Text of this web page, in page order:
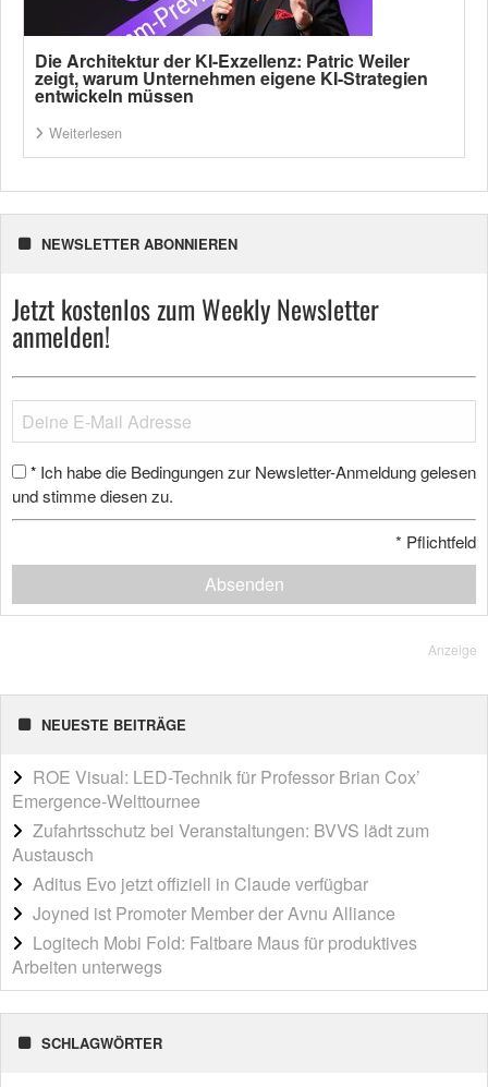
Die Architektur der KI-Exzellenz: Patric Weiler
zeigt, warum Unternehmen eigene KI-Strategien
entwickeln müssen
Weiterlesen
NEWSLETTER ABONNIEREN
Jetzt kostenlos zum Weekly Newsletter
anmelden!
* Ich habe die Bedingungen zur Newsletter-Anmeldung gelesen
und stimme diesen zu.
* Pflichtfeld
Absenden
Anzeige
NEUESTE BEITRÄGE
ROE Visual: LED-Technik für Professor Brian Cox’
Emergence-Welttournee
Zufahrtsschutz bei Veranstaltungen: BVVS lädt zum
Austausch
Aditus Evo jetzt offiziell in Claude verfügbar
Joyned ist Promoter Member der Avnu Alliance
Logitech Mobi Fold: Faltbare Maus für produktives
Arbeiten unterwegs
SCHLAGWÖRTER